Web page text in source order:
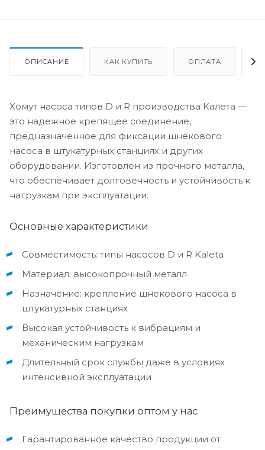
ОПИСАНИЕ КАК КУПИТЬ ОПЛАТА
Хомут насоса типов D и R производства Калета —
это надежное крепящее соединение,
предназначенное для фиксации шнекового
насоса в штукатурных станциях и других
оборудовании. Изготовлен из прочного металла,
что обеспечивает долговечность и устойчивость к
нагрузкам при эксплуатации.
Основные характеристики
Совместимость: типы насосов D и R Kaleta
Материал: высокопрочный металл
Назначение: крепление шнекового насоса в
штукатурных станциях
Высокая устойчивость к вибрациям и
механическим нагрузкам
Длительный срок службы даже в условиях
интенсивной эксплуатации
Преимущества покупки оптом у нас
Гарантированное качество продукции от